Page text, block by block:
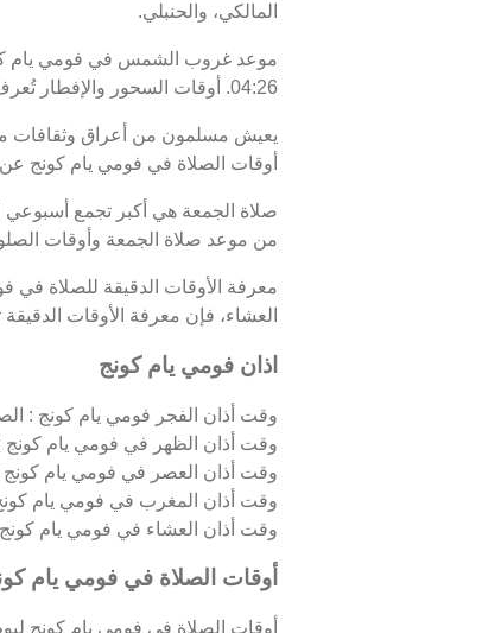
المالكي، والحنبلي.
04:26. أوقات السحور والإفطار تُعرف أيضًا باسم "أوقات رمضان" خلال شهر رمضان.
يعيش مسلمون من أعراق وثقافات
أوقات الصلاة في فومي يام كونج
صلاة الجمعة هي أكبر تجمع أسبوعي
من موعد صلاة الجمعة وأوقات
معرفة الأوقات الدقيقة للصلاة
العشاء، فإن معرفة الأوقات
اذان فومي يام كونج
وقت أذان الفجر فومي يام كونج :
وقت أذان الظهر في فومي يام كونج
وقت أذان العصر في فومي يام كونج
وقت أذان المغرب في فومي يام
وقت أذان العشاء في فومي يام كونج :
أوقات الصلاة في فومي يام
أوقات الصلاة في فومي يام كونج ليوم الخميس 06/